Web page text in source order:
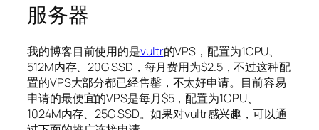
服务器
我的博客目前使用的是vultr的VPS，配置为1CPU、
512M内存、20G SSD，每月费用为$2.5，不过这种配
置的VPS大部分都已经售罄，不太好申请。目前容易
申请的最便宜的VPS是每月$5，配置为1CPU、
1024M内存、25G SSD。如果对vultr感兴趣，可以通